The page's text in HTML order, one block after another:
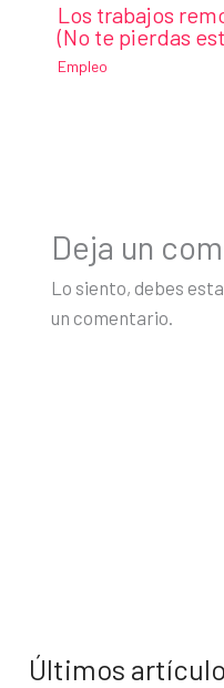
Los trabajos
(No te pierdas
Empleo
Deja un
Lo siento, debes
un comentario.
Últimos